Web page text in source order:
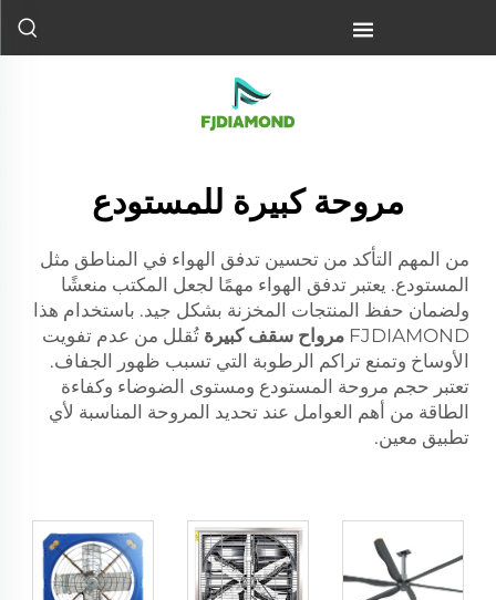
مروحة كبيرة للمستودع
من المهم التأكد من تحسين تدفق الهواء في المناطق مثل
المستودع. يعتبر تدفق الهواء مهمًا لجعل المكتب منعشًا
ولضمان حفظ المنتجات المخزنة بشكل جيد. باستخدام هذا
FJDIAMOND مرواح سقف كبيرة تُقلل من عدم تفويت
الأوساخ وتمنع تراكم الرطوبة التي تسبب ظهور الجفاف.
تعتبر حجم مروحة المستودع ومستوى الضوضاء وكفاءة
الطاقة من أهم العوامل عند تحديد المروحة المناسبة لأي
تطبيق معين.